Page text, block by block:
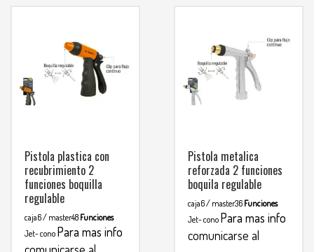
Pistola plastica con
recubrimiento 2
funciones boquilla
regulable
caja6 / master48 Funciones
Jet- cono Para mas info
Pistola metalica
reforzada 2 funciones
boquila regulable
caja6 / master36 Funciones
Jet- cono Para mas info
comunicarse al